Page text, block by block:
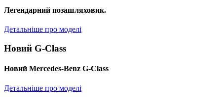
Легендарний позашляховик.
Детальніше про моделі
Новий G-Class
Новий Mercedes-Benz G-Class
Детальніше про моделі